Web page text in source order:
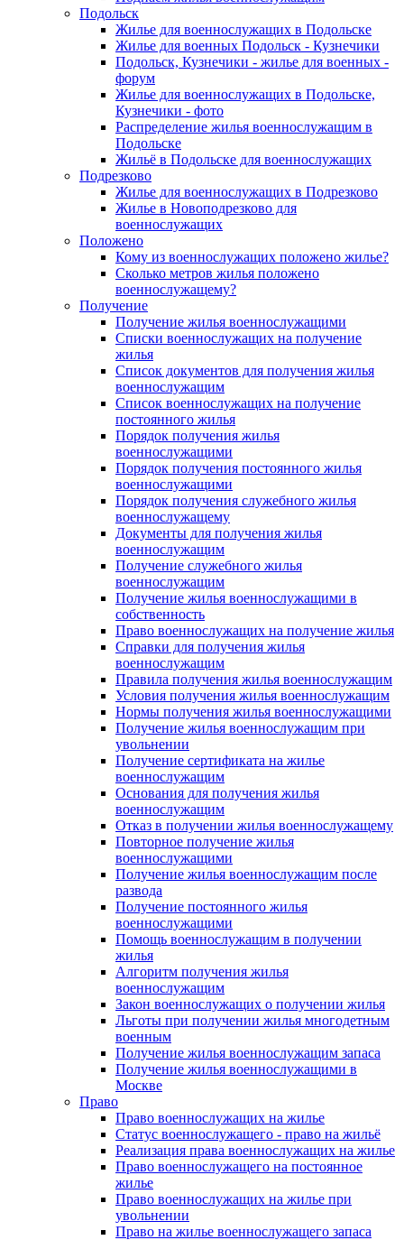
Подольск
Жилье для военнослужащих в Подольске
Жилье для военных Подольск - Кузнечики
Подольск, Кузнечики - жилье для военных -
форум
Жилье для военнослужащих в Подольске,
Кузнечики - фото
Распределение жилья военнослужащим в
Подольске
Жильё в Подольске для военнослужащих
Подрезково
Жилье для военнослужащих в Подрезково
Жилье в Новоподрезково для
военнослужащих
Положено
Кому из военнослужащих положено жилье?
Сколько метров жилья положено
военнослужащему?
Получение
Получение жилья военнослужащими
Списки военнослужащих на получение
жилья
Список документов для получения жилья
военнослужащим
Список военнослужащих на получение
постоянного жилья
Порядок получения жилья
военнослужащими
Порядок получения постоянного жилья
военнослужащими
Порядок получения служебного жилья
военнослужащему
Документы для получения жилья
военнослужащим
Получение служебного жилья
военнослужащим
Получение жилья военнослужащими в
собственность
Право военнослужащих на получение жилья
Справки для получения жилья
военнослужащим
Правила получения жилья военнослужащим
Условия получения жилья военнослужащим
Нормы получения жилья военнослужащими
Получение жилья военнослужащим при
увольнении
Получение сертификата на жилье
военнослужащим
Основания для получения жилья
военнослужащим
Отказ в получении жилья военнослужащему
Повторное получение жилья
военнослужащими
Получение жилья военнослужащим после
развода
Получение постоянного жилья
военнослужащими
Помощь военнослужащим в получении
жилья
Алгоритм получения жилья
военнослужащим
Закон военнослужащих о получении жилья
Льготы при получении жилья многодетным
военным
Получение жилья военнослужащим запаса
Получение жилья военнослужащими в
Москве
Право
Право военнослужащих на жилье
Статус военнослужащего - право на жильё
Реализация права военнослужащих на жилье
Право военнослужащего на постоянное
жилье
Право военнослужащих на жилье при
увольнении
Право на жилье военнослужащего запаса